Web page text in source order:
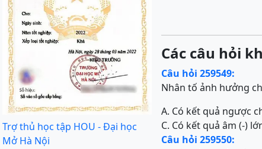
Trợ thủ học tập HOU - Đại học
Mở Hà Nội
Các câu hỏi
Câu hỏi 259549:
Nhân tố ảnh hưởng
A. Có kết quả ngược
C. Có kết quả âm (-)
Câu hỏi 259550: